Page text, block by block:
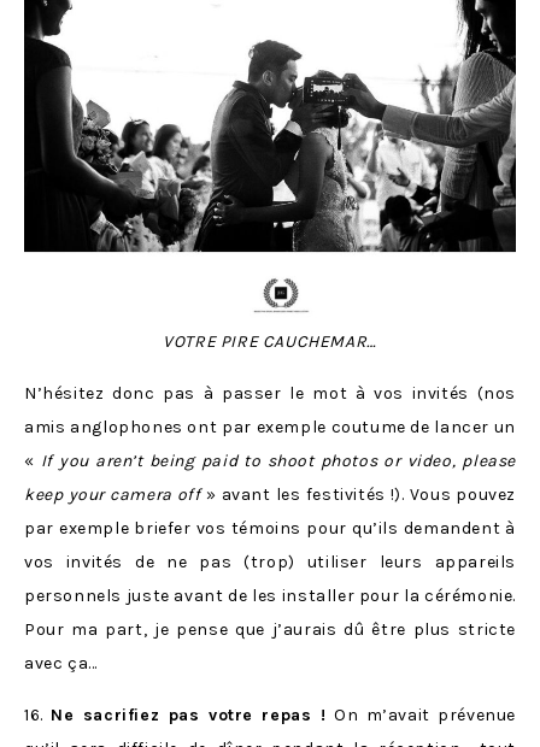
VOTRE PIRE CAUCHEMAR…
N’hésitez donc pas à passer le mot à vos invités (nos
amis anglophones ont par exemple coutume de lancer un
« If you aren’t being paid to shoot photos or video, please
keep your camera off» avant les festivités !). Vous pouvez
par exemple briefer vos témoins pour qu’ils demandent à
vos invités de ne pas (trop) utiliser leurs appareils
personnels juste avant de les installer pour la cérémonie.
Pour ma part, je pense que j’aurais dû être plus stricte
avec ça…
16. Ne sacrifiez pas votre repas ! On m’avait prévenue